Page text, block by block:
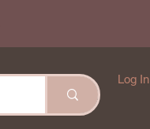
Log In